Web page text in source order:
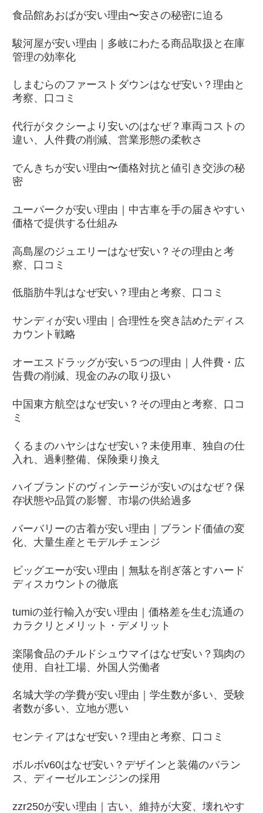
食品館あおばが安い理由〜安さの秘密に迫る
駿河屋が安い理由｜多岐にわたる商品取扱と在庫
管理の効率化
しまむらのファーストダウンはなぜ安い？理由と
考察、口コミ
代行がタクシーより安いのはなぜ？車両コストの
違い、人件費の削減、営業形態の柔軟さ
でんきちが安い理由〜価格対抗と値引き交渉の秘
密
ユーパークが安い理由｜中古車を手の届きやすい
価格で提供する仕組み
高島屋のジュエリーはなぜ安い？その理由と考
察、口コミ
低脂肪牛乳はなぜ安い？理由と考察、口コミ
サンディが安い理由｜合理性を突き詰めたディス
カウント戦略
オーエスドラッグが安い５つの理由｜人件費・広
告費の削減、現金のみの取り扱い
中国東方航空はなぜ安い？その理由と考察、口コ
ミ
くるまのハヤシはなぜ安い？未使用車、独自の仕
入れ、過剰整備、保険乗り換え
ハイブランドのヴィンテージが安いのはなぜ？保
存状態や品質の影響、市場の供給過多
バーバリーの古着が安い理由｜ブランド価値の変
化、大量生産とモデルチェンジ
ビッグエーが安い理由｜無駄を削ぎ落とすハード
ディスカウントの徹底
tumiの並行輸入が安い理由｜価格差を生む流通の
カラクリとメリット・デメリット
楽陽食品のチルドシュウマイはなぜ安い？鶏肉の
使用、自社工場、外国人労働者
名城大学の学費が安い理由｜学生数が多い、受験
者数が多い、立地が悪い
センティアはなぜ安い？理由と考察、口コミ
ボルボv60はなぜ安い？デザインと装備のバラン
ス、ディーゼルエンジンの採用
zzr250が安い理由｜古い、維持が大変、壊れやす